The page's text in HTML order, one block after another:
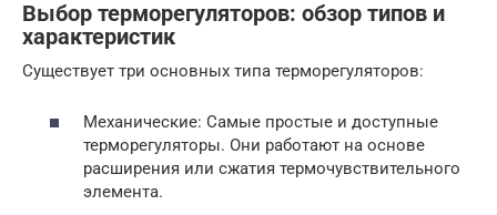
Выбор терморегуляторов: обзор типов и
характеристик
Существует три основных типа терморегуляторов:
Механические: Самые простые и доступные
терморегуляторы. Они работают на основе
расширения или сжатия термочувствительного
элемента.